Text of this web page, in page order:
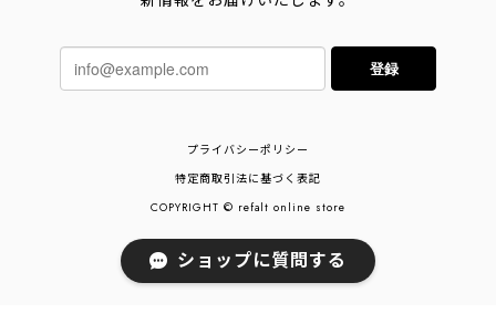
登録
プライバシーポリシー
特定商取引法に基づく表記
COPYRIGHT © refalt online store
ショップに質問する